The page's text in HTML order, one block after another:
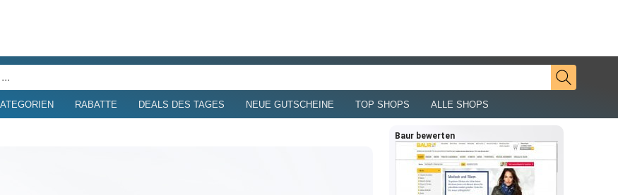
RABATTE DEALS DES TAGES NEUE GUTSCHEINE TOP SHOPS ALLE SHOPS
Baur bewerten